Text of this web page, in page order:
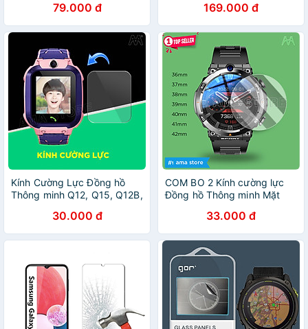
Vivoactive 5/ 6, GOR, bộ
gồm 5 miếng_ Hàng chính
hãng
79.000 đ
Epix Gen 2 - Hàng Chính
Hãng
169.000 đ
Kính Cường Lực Đồng hồ
Thông minh Q12, Q15, Q12B,
DS60, M80, Q16S, K10 Kích
thước 30mm x 35mm Hàng
nhập khẩu
30.000 đ
COM BO 2 Kính cường lực
Đồng hồ Thông minh Mặt
39mm 40mm 41mm 42mm
Bảo vệ màn hình chống bể
vỡ Hàng nhập khẩu
33.000 đ